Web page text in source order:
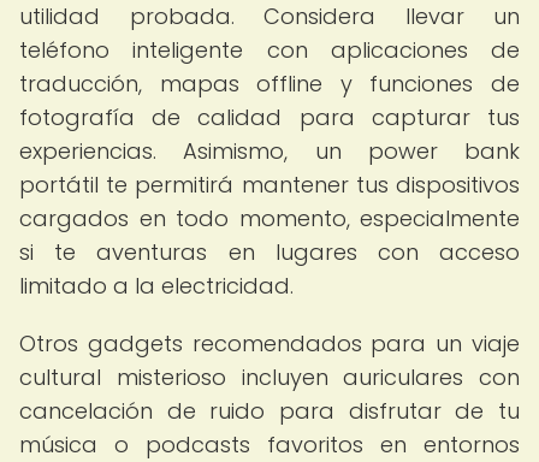
utilidad probada. Considera llevar un
teléfono inteligente con aplicaciones de
traducción, mapas offline y funciones de
fotografía de calidad para capturar tus
experiencias. Asimismo, un power bank
portátil te permitirá mantener tus dispositivos
cargados en todo momento, especialmente
si te aventuras en lugares con acceso
limitado a la electricidad.
Otros gadgets recomendados para un viaje
cultural misterioso incluyen auriculares con
cancelación de ruido para disfrutar de tu
música o podcasts favoritos en entornos